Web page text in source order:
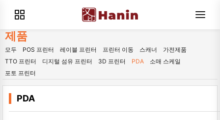
제품
모두 POS 프린터 레이블 프린터 프린터 이동 스캐너
가전제품
TTO 프린터
디지털 섬유 프린터 3D 프린터 PDA
소매 스케일
포토 프린터
PDA